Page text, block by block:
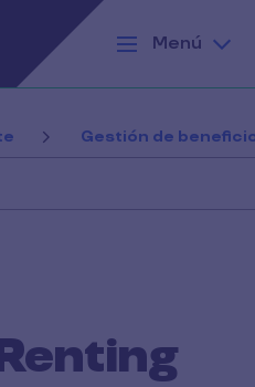
Menú
Gestión de